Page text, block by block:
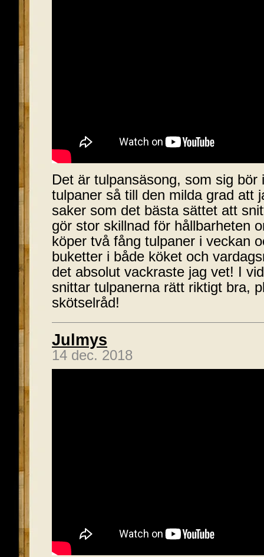
Det är tulpansäsong, som sig bör
tulpaner så till den milda grad att
saker som det bästa sättet att
gör stor skillnad för hållbarheten
köper två fång tulpaner i veckan
buketter i både köket och
det absolut vackraste jag vet! I
snittar tulpanerna rätt riktigt bra,
skötselråd!
Julmys
14 dec. 2018